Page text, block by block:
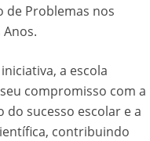
de Problemas nos
a escola
compromisso com a
do sucesso escolar e a
contribuindo